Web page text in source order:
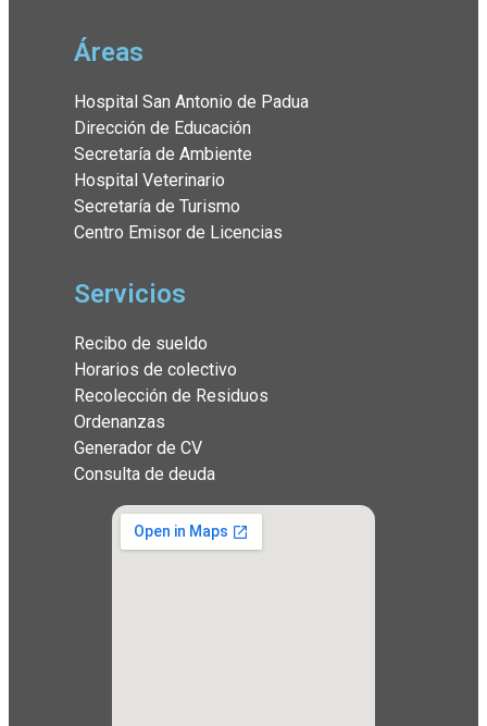
Áreas
Hospital San Antonio de Padua
Dirección de Educación
Secretaría de Ambiente
Hospital Veterinario
Secretaría de Turismo
Centro Emisor de Licencias
Servicios
Recibo de sueldo
Horarios de colectivo
Recolección de Residuos
Ordenanzas
Generador de CV
Consulta de deuda